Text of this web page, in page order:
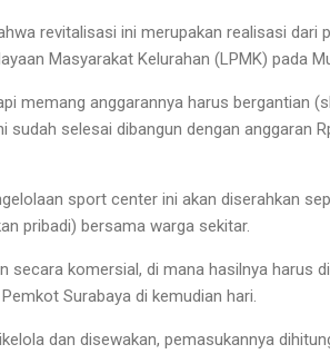
revitalisasi ini merupakan realisasi dari
Masyarakat Kelurahan (LPMK) pada
memang anggarannya harus bergantian
selesai dibangun dengan anggaran
sport center ini akan diserahkan
pribadi) bersama warga sekitar.
secara komersial, di mana hasilnya harus
Surabaya di kemudian hari.
dan disewakan, pemasukannya